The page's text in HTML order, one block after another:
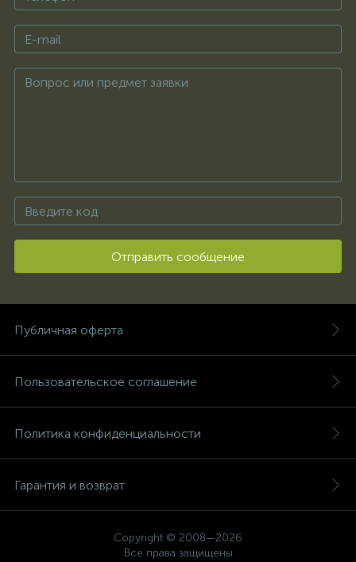
Отправить сообщение
Публичная оферта
Пользовательское соглашение
Политика конфиденциальности
Гарантия и возврат
Copyright © 2008—2026
Все права защищены